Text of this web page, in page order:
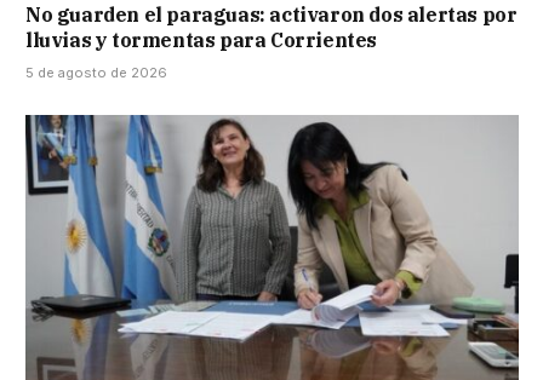
No guarden el paraguas: activaron dos alertas por
lluvias y tormentas para Corrientes
5 de agosto de 2026